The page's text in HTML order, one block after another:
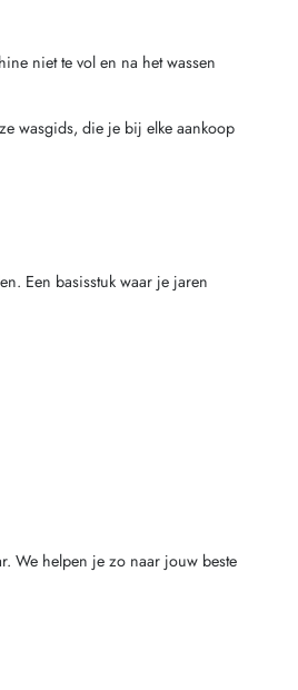
niet te vol en na het wassen
wasgids, die je bij elke aankoop
Een basisstuk waar je jaren
We helpen je zo naar jouw beste